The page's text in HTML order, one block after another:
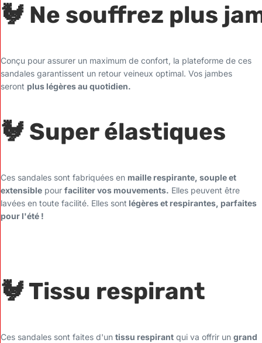
🐓 Ne souffrez plus
Conçu pour assurer un maximum de confort, la plateforme de ces
sandales garantissent un retour veineux optimal. Vos jambes
seront plus légères au quotidien.
🐓 Super élastiques
Ces sandales sont fabriquées en maille respirante, souple et
extensible pour faciliter vos mouvements. Elles peuvent être
lavées en toute facilité. Elles sont légères et respirantes, parfaites
pour l'été !
🐓 Tissu respirant
Ces sandales sont faites d'un tissu respirant qui va offrir un grand